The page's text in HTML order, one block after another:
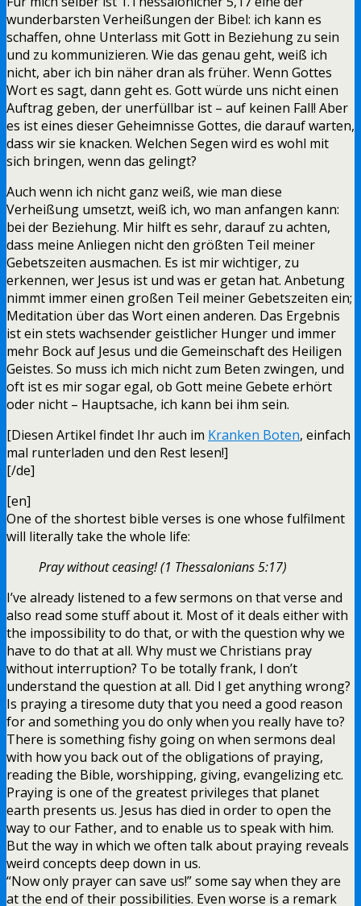
wunderbarsten Verheißungen der Bibel: ich kann es
schaffen, ohne Unterlass mit Gott in Beziehung zu sein
und zu kommunizieren. Wie das genau geht, weiß ich
nicht, aber ich bin näher dran als früher. Wenn Gottes
Wort es sagt, dann geht es. Gott würde uns nicht einen
Auftrag geben, der unerfüllbar ist – auf keinen Fall! Aber
es ist eines dieser Geheimnisse Gottes, die darauf warten,
dass wir sie knacken. Welchen Segen wird es wohl mit
sich bringen, wenn das gelingt?
Auch wenn ich nicht ganz weiß, wie man diese
Verheißung umsetzt, weiß ich, wo man anfangen kann:
bei der Beziehung. Mir hilft es sehr, darauf zu achten,
dass meine Anliegen nicht den größten Teil meiner
Gebetszeiten ausmachen. Es ist mir wichtiger, zu
erkennen, wer Jesus ist und was er getan hat. Anbetung
nimmt immer einen großen Teil meiner Gebetszeiten ein;
Meditation über das Wort einen anderen. Das Ergebnis
ist ein stets wachsender geistlicher Hunger und immer
mehr Bock auf Jesus und die Gemeinschaft des Heiligen
Geistes. So muss ich mich nicht zum Beten zwingen, und
oft ist es mir sogar egal, ob Gott meine Gebete erhört
oder nicht – Hauptsache, ich kann bei ihm sein.
[Diesen Artikel findet Ihr auch im Kranken Boten, einfach
mal runterladen und den Rest lesen!]
[/de]
[en]
One of the shortest bible verses is one whose fulfilment
will literally take the whole life:
Pray without ceasing! (1 Thessalonians 5:17)
I’ve already listened to a few sermons on that verse and
also read some stuff about it. Most of it deals either with
the impossibility to do that, or with the question why we
have to do that at all. Why must we Christians pray
without interruption? To be totally frank, I don’t
understand the question at all. Did I get anything wrong?
Is praying a tiresome duty that you need a good reason
for and something you do only when you really have to?
There is something fishy going on when sermons deal
with how you back out of the obligations of praying,
reading the Bible, worshipping, giving, evangelizing etc.
Praying is one of the greatest privileges that planet
earth presents us. Jesus has died in order to open the
way to our Father, and to enable us to speak with him.
But the way in which we often talk about praying reveals
weird concepts deep down in us.
“Now only prayer can save us!” some say when they are
at the end of their possibilities. Even worse is a remark